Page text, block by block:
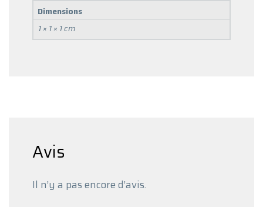
Dimensions
1 × 1 × 1 cm
Avis
Il n’y a pas encore d’avis.